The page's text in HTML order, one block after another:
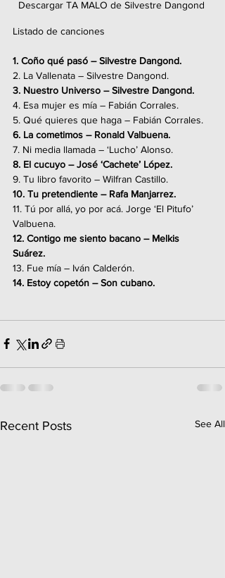
Descargar TA MALO de Silvestre Dangond
Listado de canciones
1. Coño qué pasó – Silvestre Dangond.
2. La Vallenata – Silvestre Dangond.
3. Nuestro Universo – Silvestre Dangond.
4. Esa mujer es mía – Fabián Corrales.
5. Qué quieres que haga – Fabián Corrales.
6. La cometimos – Ronald Valbuena.
7. Ni media llamada – ‘Lucho’ Alonso.
8. El cucuyo – José ‘Cachete’ López.
9. Tu libro favorito – Wilfran Castillo.
10. Tu pretendiente – Rafa Manjarrez.
11. Tú por allá, yo por acá. Jorge ‘El Pitufo’
Valbuena.
12. Contigo me siento bacano – Melkis
Suárez.
13. Fue mía – Iván Calderón.
14. Estoy copetón – Son cubano.
Recent Posts See All